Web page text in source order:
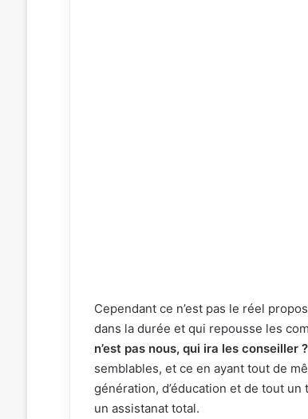
Cependant ce n’est pas le réel
dans la durée et qui repousse les
n’est pas nous, qui ira les conseiller ?
semblables, et ce en ayant tout de
génération, d’éducation et de tout
un assistanat total.